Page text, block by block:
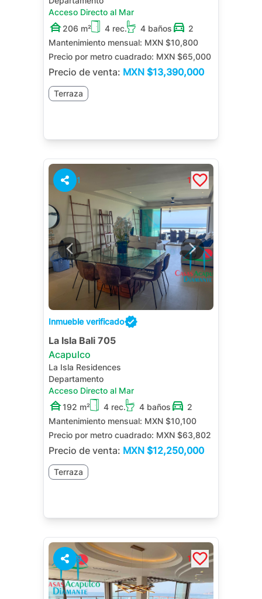
Acceso Directo al Mar
206 m²
4 rec. 4 baños
2
Mantenimiento mensual: MXN $10,800
Precio por metro cuadrado: MXN $65,000
Precio de venta: MXN $13,390,000
Terraza
1 1
Inmueble verificado
La Isla Bali 705
Acapulco
La Isla Residences
Departamento
Acceso Directo al Mar
192 m²
4 rec. 4 baños
2
Mantenimiento mensual: MXN $10,100
Precio por metro cuadrado: MXN $63,802
Precio de venta: MXN $12,250,000
Terraza
9 1